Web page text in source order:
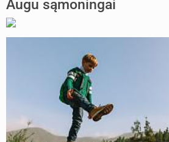
Augu sąmoningai